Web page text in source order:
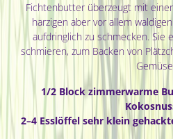
Fichtenbutter überzeugt mit
harzigen aber vor allem
aufdringlich zu schmecken. Sie
schmieren, zum Backen von
1/2 Block zimmerwarme
2–4 Esslöffel sehr klein